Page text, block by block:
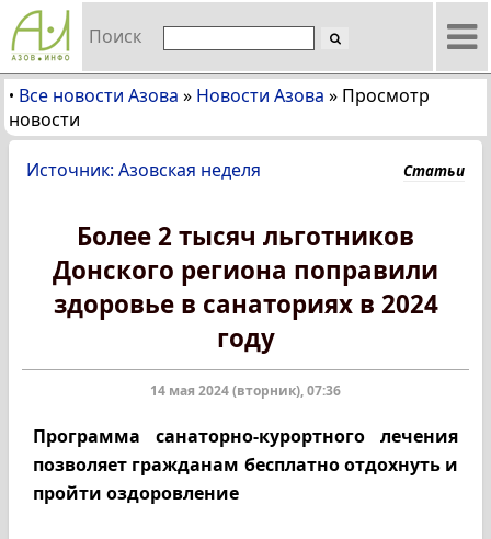
Поиск
• Все новости Азова » Новости Азова » Просмотр
новости
Источник: Азовская неделя Статьи
Более 2 тысяч льготников
Донского региона поправили
здоровье в санаториях в 2024
году
14 мая 2024 (вторник), 07:36
Программа санаторно-курортного лечения
позволяет гражданам бесплатно отдохнуть и
пройти оздоровление